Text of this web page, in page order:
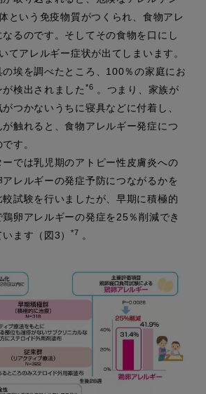
という免疫物質がつくられ、食物アレ
るのです。そしてその食物を口にし
てアレルギー症状が出てしまいます。
埃を調べたところ、100％の家庭にお
検出されました *6 。つまり、家族が
つかないうちに寝具などに付着し、
触れると、食物アレルギー発症につ
す。
では乳児期のアトピー性皮膚炎への
レルギーの発症予防につながるかを
試験を行いましたが、早期に積極的
卵アレルギーの発症を25％削減でき
ます（図3）
*7 。